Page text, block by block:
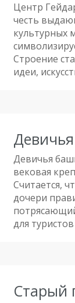
Центр
честь
культурных
Строение
идеи,
Девичья
вековая
Считается,
дочери
для
Старый